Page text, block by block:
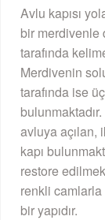
Avlu kapısı
bir merdivenle
tarafında
Merdivenin
tarafında ise
avluya açılan,
kapı
restore
renkli
bir yapıdır.